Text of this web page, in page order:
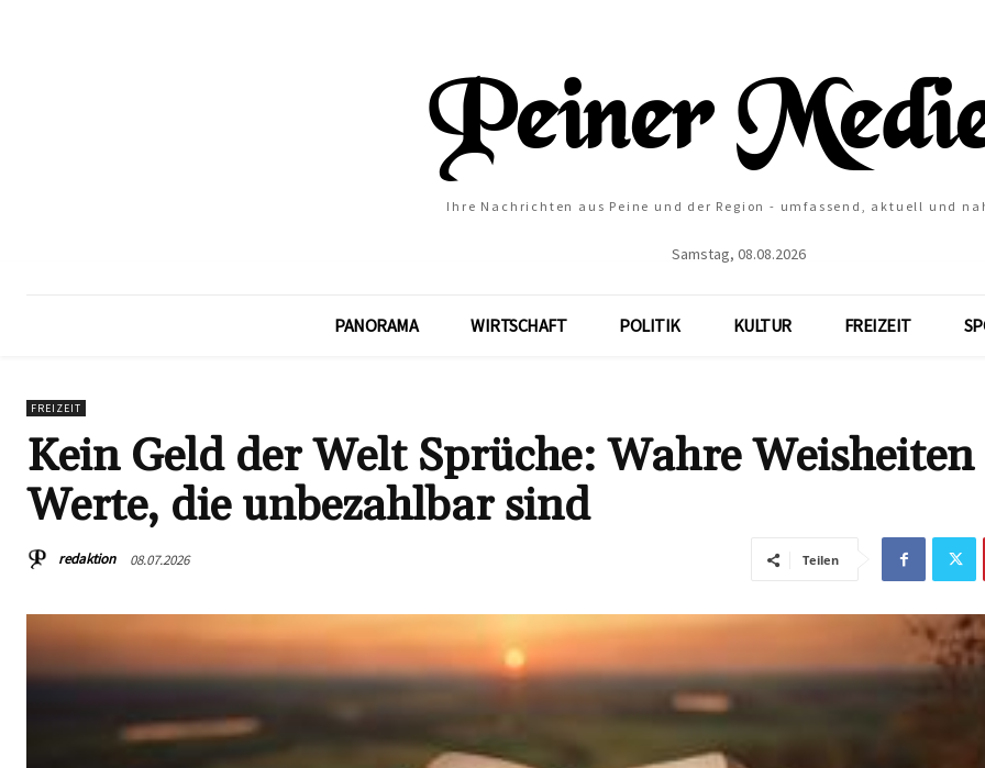
Ihre Nachrichten aus Peine und der Region - umfassend, aktuell und
Samstag, 08.08.2026
PANORAMA WIRTSCHAFT POLITIK KULTUR FREIZEIT
FREIZEIT
Kein Geld der Welt Sprüche: Wahre
Werte, die unbezahlbar sind
redaktion 08.07.2026 Teilen